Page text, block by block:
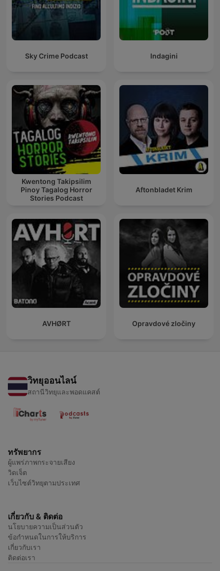
Sky Crime Podcast Indagini
Kwentong Takipsilim
Pinoy Tagalog Horror
Stories Podcast
Aftonbladet Krim
AVHØRT Opravdové zločiny
วิทยุออนไลน์
สถานีวิทยุและพอดแคสต์
ทรัพยากร
ผู้แพร่ภาพกระจายเสียง
วิดเจ็ต
เว็บไซต์วิทยุตามประเทศ
เกี่ยวกับ & ติดต่อ
นโยบายความเป็นส่วนตัว
ข้อกำหนดในการให้บริการ
เกี่ยวกับเรา
ติดต่อเรา